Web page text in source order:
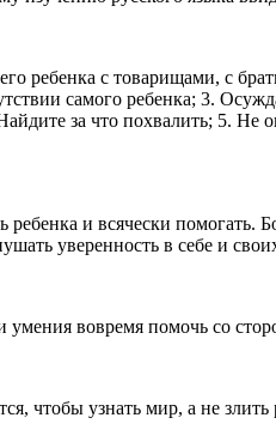
ребенка с товарищами, с
самого ребенка; 3.
за что похвалить; 5.
и всячески
уверенность в себе и
вовремя помочь со
чтобы узнать мир, а не злить